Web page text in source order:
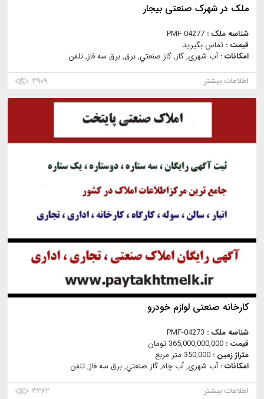
ملک در شهرک صنعتی بیجار
شناسه ملک : PMF-04277
قیمت : تماس بگیرید.
امکانات :آب شهری, گاز, گاز صنعتي, برق, برق سه فاز, تلفن
اطلاعات بیشتر
۳۹۰۹
کارخانه صنعتی لوازم خودرو
شناسه ملک : PMF-04273
قیمت : 365,000,000,000 تومان
متراژ زمین : 350,000 متر مربع
امکانات :آب شهری, آب چاه, گاز صنعتي, برق سه فاز, تلفن
اطلاعات بیشتر
۳۳۶۲